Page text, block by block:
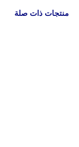
منتجات ذات صلة